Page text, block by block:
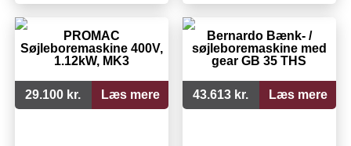
PROMAC
Søjleboremaskine 400V,
1.12kW, MK3
29.100 kr. Læs mere
Bernardo Bænk- /
søjleboremaskine med
gear GB 35 THS
43.613 kr. Læs mere